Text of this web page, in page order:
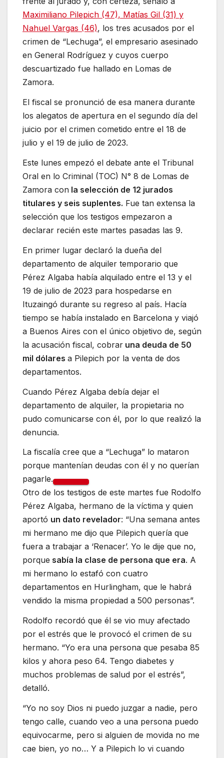
Maximiliano Pilepich (47), Matías Gil (31) y
Nahuel Vargas (46), los tres acusados por el
crimen de “Lechuga”, el empresario asesinado
en General Rodríguez y cuyos cuerpo
descuartizado fue hallado en Lomas de
Zamora.
El fiscal se pronunció de esa manera durante
los alegatos de apertura en el segundo día del
juicio por el crimen cometido entre el 18 de
julio y el 19 de julio de 2023.
Este lunes empezó el debate ante el Tribunal
Oral en lo Criminal (TOC) N° 8 de Lomas de
Zamora con la selección de 12 jurados
titulares y seis suplentes. Fue tan extensa la
selección que los testigos empezaron a
declarar recién este martes pasadas las 9.
En primer lugar declaró la dueña del
departamento de alquiler temporario que
Pérez Algaba había alquilado entre el 13 y el
19 de julio de 2023 para hospedarse en
Ituzaingó durante su regreso al país. Hacía
tiempo se había instalado en Barcelona y viajó
a Buenos Aires con el único objetivo de, según
la acusación fiscal, cobrar una deuda de 50
mil dólares a Pilepich por la venta de dos
departamentos.
Cuando Pérez Algaba debía dejar el
departamento de alquiler, la propietaria no
pudo comunicarse con él, por lo que realizó la
denuncia.
La fiscalía cree que a “Lechuga” lo mataron
porque mantenían deudas con él y no querían
pagarle.
Otro de los testigos de este martes fue Rodolfo
Pérez Algaba, hermano de la víctima y quien
aportó un dato revelador: “Una semana antes
mi hermano me dijo que Pilepich quería que
fuera a trabajar a ‘Renacer’. Yo le dije que no,
porque sabía la clase de persona que era. A
mi hermano lo estafó con cuatro
departamentos en Hurlingham, que le habrá
vendido la misma propiedad a 500 personas”.
Rodolfo recordó que él se vio muy afectado
por el estrés que le provocó el crimen de su
hermano. “Yo era una persona que pesaba 85
kilos y ahora peso 64. Tengo diabetes y
muchos problemas de salud por el estrés”,
detalló.
“Yo no soy Dios ni puedo juzgar a nadie, pero
tengo calle, cuando veo a una persona puedo
equivocarme, pero si alguien de movida no me
cae bien, yo no… Y a Pilepich lo vi cuando